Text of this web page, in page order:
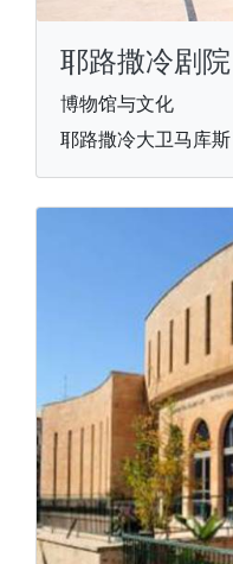
耶路撒冷剧院
博物馆与文化
耶路撒冷大卫马库